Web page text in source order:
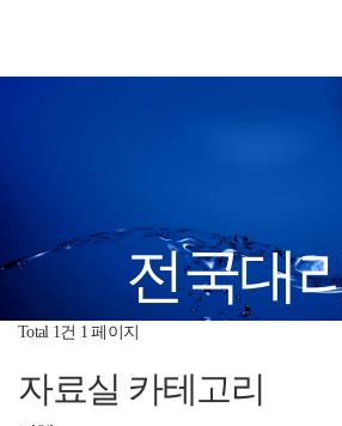
전국대
Total 1건 1 페이지
자료실 카테고리